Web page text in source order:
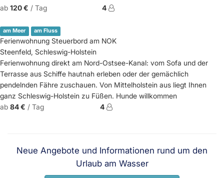
ab 120 € / Tag 4
am Meer am Fluss
Ferienwohnung Steuerbord am NOK
Steenfeld, Schleswig-Holstein
Ferienwohnung direkt am Nord-Ostsee-Kanal: vom Sofa und der
Terrasse aus Schiffe hautnah erleben oder der gemächlich
pendelnden Fähre zuschauen. Von Mittelholstein aus liegt Ihnen
ganz Schleswig-Holstein zu Füßen. Hunde willkommen
ab 84 € / Tag 4
Neue Angebote und Informationen rund um den
Urlaub am Wasser